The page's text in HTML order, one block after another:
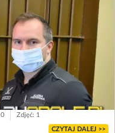
Zdjęć: 1
CZYTAJ DALEJ >>